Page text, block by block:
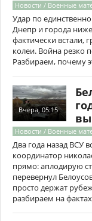
Новости / Военные
Удар по
Днепр и города
фактически встали,
колеи. Война резко
Разбираем, почему
Вчера, 05:15
Новости / Военные
Два года назад ВСУ
координатор
прямо: аплодирую
перевернул
просто держат
разбираем на